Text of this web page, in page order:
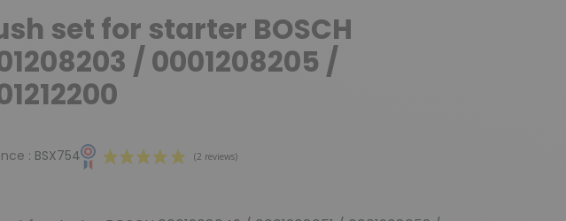
set for starter BOSCH
/ 0001208205 /
: BSX754